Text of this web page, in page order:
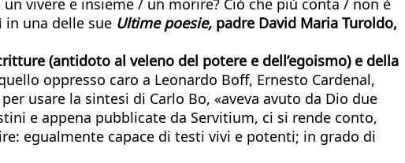
vivere e insieme / un morire? Ciò che più conta / non è
in una delle sue Ultime poesie, padre David Maria Turoldo,
(antidoto al veleno del potere e dell’egoismo) e della
oppresso caro a Leonardo Boff, Ernesto Cardenal,
usare la sintesi di Carlo Bo, «aveva avuto da Dio due
e appena pubblicate da Servitium, ci si rende conto,
egualmente capace di testi vivi e potenti; in grado di